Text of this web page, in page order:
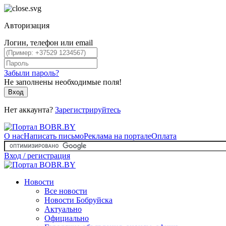
Авторизация
Логин, телефон или email
Забыли пароль?
Не заполнены необходимые поля!
Вход
Нет аккаунта? Зарегистрируйтесь
О насНаписать письмоРеклама на порталеОплата
Вход / регистрация
Новости
Все новости
Новости Бобруйска
Актуально
Официально